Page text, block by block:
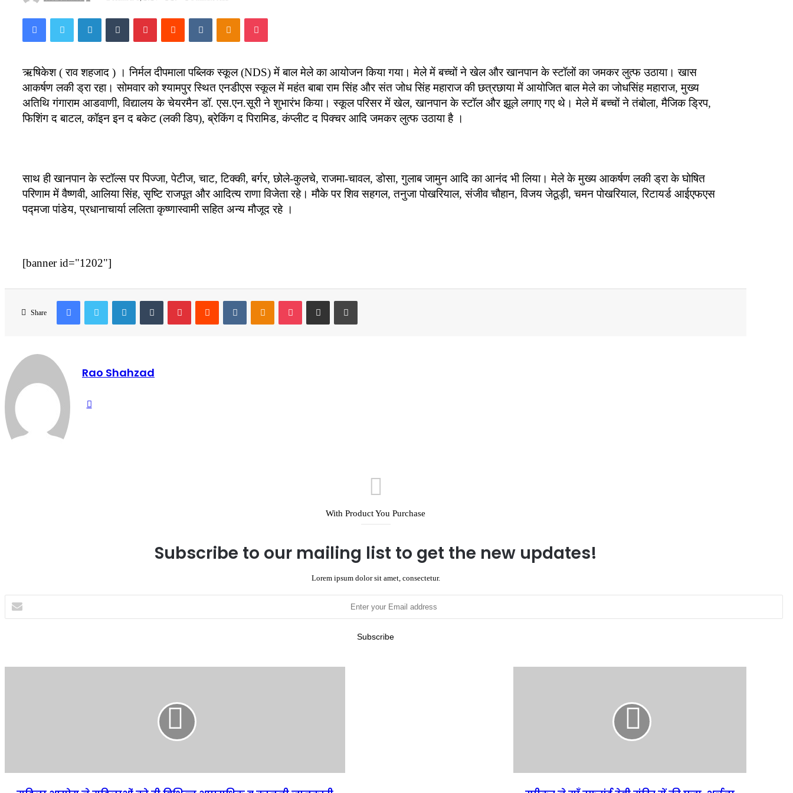
email
FacebookTwitter LinkedInTumblr PinterestReddit VKontakteOdnoklassniki
Pocket
ऋषिकेश ( राव शहजाद ) । निर्मल दीपमाला पब्लिक स्कूल (NDS) में बाल मेले का आयोजन किया गया। मेले में बच्चों ने खेल और खानपान के स्टॉलों का जमकर लुत्फ उठाया। खास
आकर्षण लकी ड्रा रहा। सोमवार को श्यामपुर स्थित एनडीएस स्कूल में महंत बाबा राम सिंह और संत जोध सिंह महाराज की छत्रछाया में आयोजित बाल मेले का जोधसिंह महाराज, मुख्य
अतिथि गंगाराम आडवाणी, विद्यालय के चेयरमैन डॉ. एस.एन.सूरी ने शुभारंभ किया। स्कूल परिसर में खेल, खानपान के स्टॉल और झूले लगाए गए थे। मेले में बच्चों ने तंबोला, मैजिक ड्रिप,
फिशिंग द बाटल, कॉइन इन द बकेट (लकी डिप), ब्रेकिंग द पिरामिड, कंप्लीट द पिक्चर आदि जमकर लुत्फ उठाया है ।
साथ ही खानपान के स्टॉल्स पर पिज्जा, पेटीज, चाट, टिक्की, बर्गर, छोले-कुलचे, राजमा-चावल, डोसा, गुलाब जामुन आदि का आनंद भी लिया। मेले के मुख्य आकर्षण लकी ड्रा के घोषित
परिणाम में वैष्णवी, आलिया सिंह, सृष्टि राजपूत और आदित्य राणा विजेता रहे। मौके पर शिव सहगल, तनुजा पोखरियाल, संजीव चौहान, विजय जेठूड़ी, चमन पोखरियाल, रिटायर्ड आईएफएस
पद्मजा पांडेय, प्रधानाचार्या ललिता कृष्णास्वामी सहित अन्य मौजूद रहे ।
[banner id="1202"]
Share
FacebookTwitter LinkedInTumblr PinterestReddit VKontakteOdnoklassniki
Pocket Share via Email Print
Rao Shahzad
Website
With Product You Purchase
Subscribe to our mailing list to get the new updates!
Lorem ipsum dolor sit amet, consectetur.
your
Email